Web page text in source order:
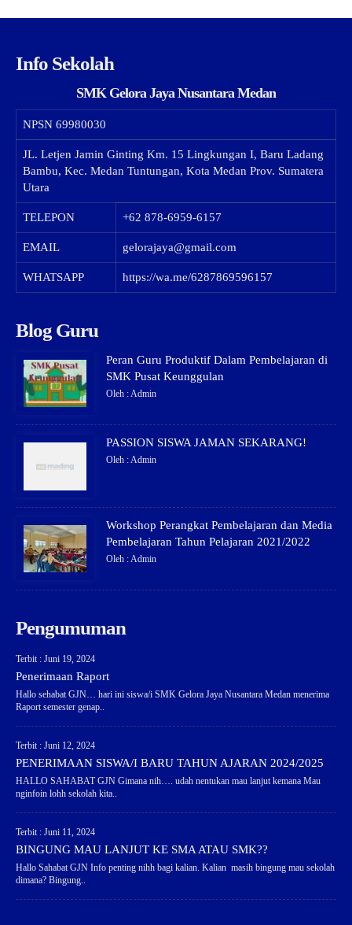
Info Sekolah
SMK Gelora Jaya Nusantara Medan
NPSN 69980030
JL. Letjen Jamin Ginting Km. 15 Lingkungan I, Baru Ladang
Bambu, Kec. Medan Tuntungan, Kota Medan Prov. Sumatera
Utara
TELEPON +62 878-6959-6157
EMAIL gelorajaya@gmail.com
WHATSAPP https://wa.me/6287869596157
Blog Guru
Peran Guru Produktif Dalam Pembelajaran di
SMK Pusat Keunggulan
Oleh : Admin
PASSION SISWA JAMAN SEKARANG!
Oleh : Admin
Workshop Perangkat Pembelajaran dan Media
Pembelajaran Tahun Pelajaran 2021/2022
Oleh : Admin
Pengumuman
Terbit : Juni 19, 2024
Penerimaan Raport
Hallo sehabat GJN… hari ini siswa/i SMK Gelora Jaya Nusantara Medan menerima
Raport semester genap..
Terbit : Juni 12, 2024
PENERIMAAN SISWA/I BARU TAHUN AJARAN 2024/2025
HALLO SAHABAT GJN Gimana nih…. udah nentukan mau lanjut kemana Mau
nginfoin lohh sekolah kita..
Terbit : Juni 11, 2024
BINGUNG MAU LANJUT KE SMA ATAU SMK??
Hallo Sahabat GJN Info penting nihh bagi kalian. Kalian masih bingung mau sekolah
dimana? Bingung..